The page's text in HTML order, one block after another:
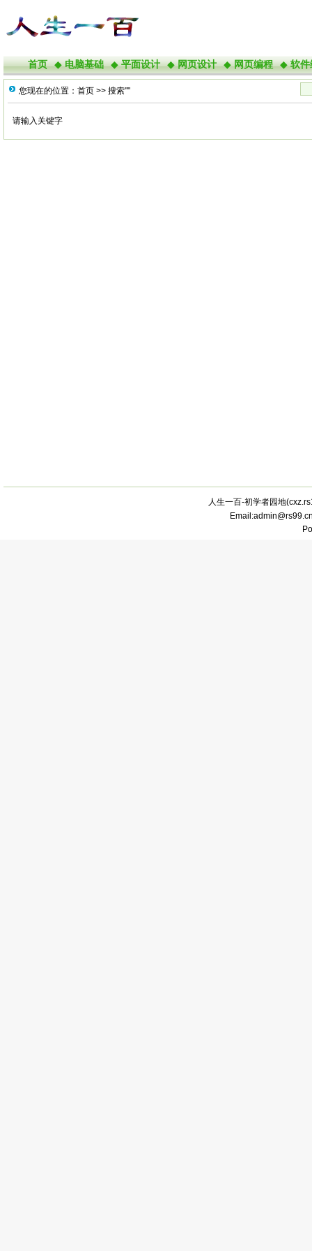
首页 ◆电脑基础 ◆平面设计 ◆网页设计 ◆网页编程 ◆软件
您现在的位置： 首页 >> 搜索""
请输入关键字
人生一百-初学者园地(